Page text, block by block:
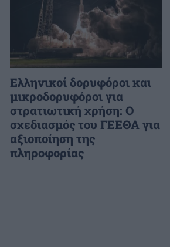
Ελληνικοί δορυφόροι και
μικροδορυφόροι για
στρατιωτική χρήση: Ο
σχεδιασμός του ΓΕΕΘΑ για
αξιοποίηση της
πληροφορίας